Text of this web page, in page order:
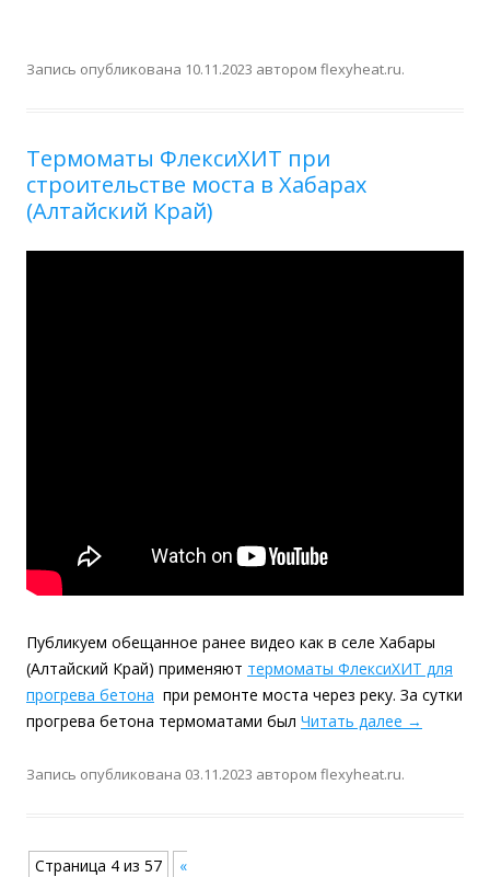
Запись опубликована 10.11.2023 автором flexyheat.ru.
Термоматы ФлексиХИТ при
строительстве моста в Хабарах
(Алтайский Край)
Публикуем обещанное ранее видео как в селе Хабары
(Алтайский Край) применяют термоматы ФлексиХИТ для
прогрева бетона при ремонте моста через реку. За сутки
прогрева бетона термоматами был Читать далее →
Запись опубликована 03.11.2023 автором flexyheat.ru.
Навигация по записям
Страница 4 из 57
«